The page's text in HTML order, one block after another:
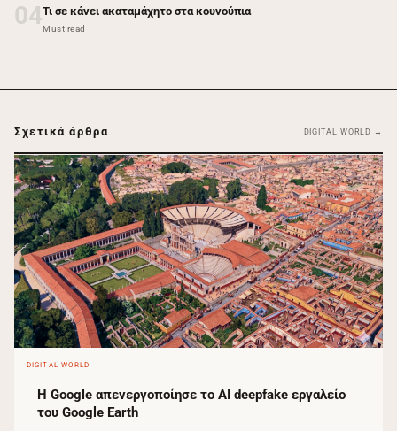
04Τι σε κάνει ακαταμάχητο στα κουνούπια
Must read
Σχετικά άρθρα DIGITAL WORLD →
DIGITAL WORLD
Η Google απενεργοποίησε το AI deepfake εργαλείο
του Google Earth